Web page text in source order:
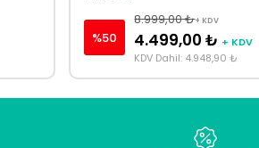
%50
8.999,00 ₺+ KDV
4.499,00 ₺ + KDV
KDV Dahil: 4.948,90 ₺